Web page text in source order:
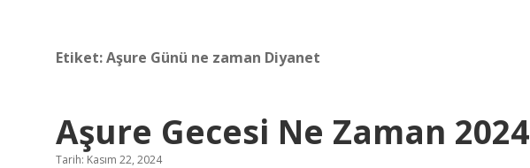
Etiket:Aşure Günü ne zaman Diyanet
Aşure Gecesi Ne Zaman 2024
Tarih: Kasım 22, 2024